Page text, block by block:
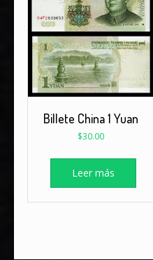
Billete China 1 Yuan
$30.00
Leer más